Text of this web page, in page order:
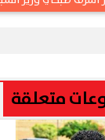
متعلقة